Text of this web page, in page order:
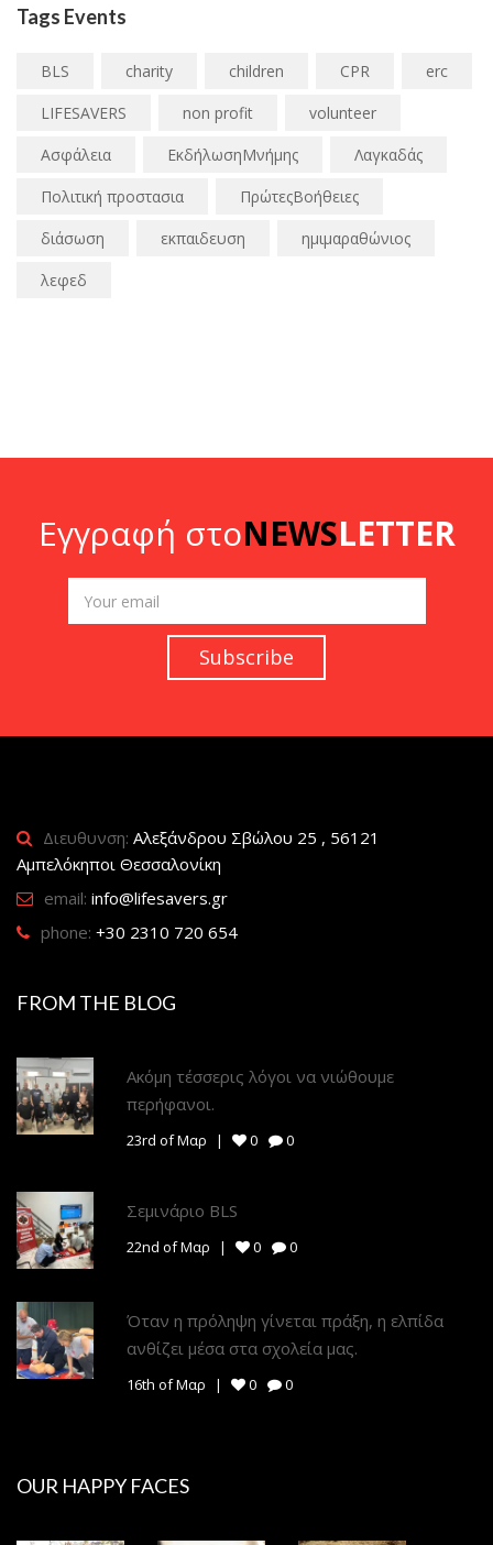
Tags Events
BLS charity children CPR
erc
LIFESAVERS
non profit
volunteer
Ασφάλεια
ΕκδήλωσηΜνήμης
Λαγκαδάς
Πολιτική προστασια
ΠρώτεςΒοήθειες
διάσωση
εκπαιδευση
ημιμαραθώνιος
λεφεδ
Εγγραφή στοNEWSLETTER
Διευθυνση: Αλεξάνδρου Σβώλου 25 , 56121
Αμπελόκηποι Θεσσαλονίκη
email: info@lifesavers.gr
phone: +30 2310 720 654
FROM THE BLOG
Ακόμη τέσσερις λόγοι να νιώθουμε
περήφανοι.
23rd of Μαρ 0 0
Σεμινάριο BLS
22nd of Μαρ 0 0
Όταν η πρόληψη γίνεται πράξη, η ελπίδα
ανθίζει μέσα στα σχολεία μας.
16th of Μαρ 0 0
OUR HAPPY FACES